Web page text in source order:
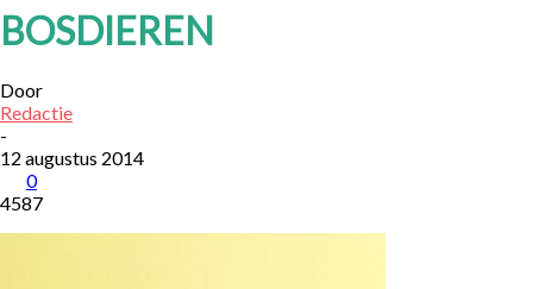
BOSDIEREN
Door
Redactie
-
12 augustus 2014
0
4587